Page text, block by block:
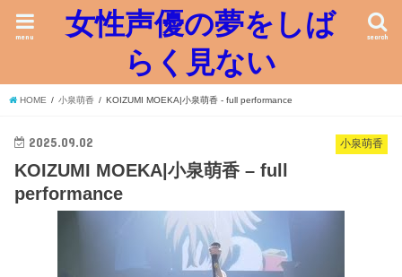
女性声優の夢をしば
らく見ない
search
menu
HOME 小泉萌香 KOIZUMI MOEKA|小泉萌香 - full performance
小泉萌香
2025.09.02
KOIZUMI MOEKA|小泉萌香 – full
performance